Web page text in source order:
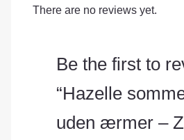
There are no reviews yet.
Be the first to
“Hazelle
uden ærmer –